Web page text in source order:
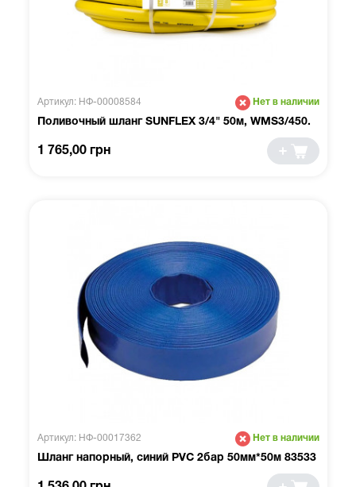
Артикул: НФ-00008584 Нет в наличии
Поливочный шланг SUNFLEX 3/4" 50м, WMS3/450.
1 765,00 грн
Артикул: НФ-00017362 Нет в наличии
Шланг напорный, синий PVC 2бар 50мм*50м 83533